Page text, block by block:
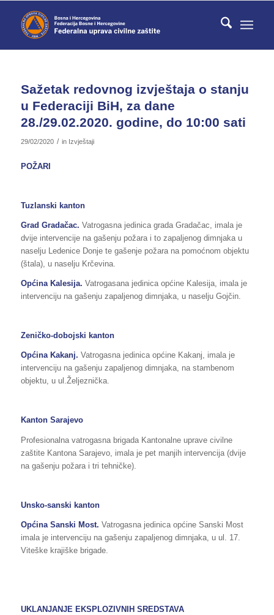
Sažetak redovnog izvještaja o stanju
u Federaciji BiH, za dane
28./29.02.2020. godine, do 10:00 sati
29/02/2020 / in Izvještaji
POŽARI
Tuzlanski kanton
Grad Gradačac. Vatrogasna jedinica grada Gradačac, imala je
dvije intervencije na gašenju požara i to zapaljenog dimnjaka u
naselju Ledenice Donje te gašenje požara na pomoćnom objektu
(štala), u naselju Krčevina.
Općina Kalesija. Vatrogasana jedinica općine Kalesija, imala je
intervenciju na gašenju zapaljenog dimnjaka, u naselju Gojčin.
Zeničko-dobojski kanton
Općina Kakanj. Vatrogasna jedinica općine Kakanj, imala je
intervenciju na gašenju zapaljenog dimnjaka, na stambenom
objektu, u ul.Željeznička.
Kanton Sarajevo
Profesionalna vatrogasna brigada Kantonalne uprave civilne
zaštite Kantona Sarajevo, imala je pet manjih intervencija (dvije
na gašenju požara i tri tehničke).
Unsko-sanski kanton
Općina Sanski Most. Vatrogasna jedinica općine Sanski Most
imala je intervenciju na gašenju zapaljenog dimnjaka, u ul. 17.
Viteške krajiške brigade.
UKLANJANJE EKSPLOZIVNIH SREDSTAVA